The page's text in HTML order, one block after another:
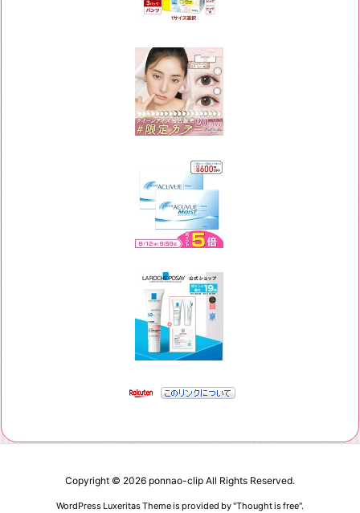
Copyright © 2026 ponnao-clip All Rights Reserved.
WordPress Luxeritas Theme is provided by "Thought is free".